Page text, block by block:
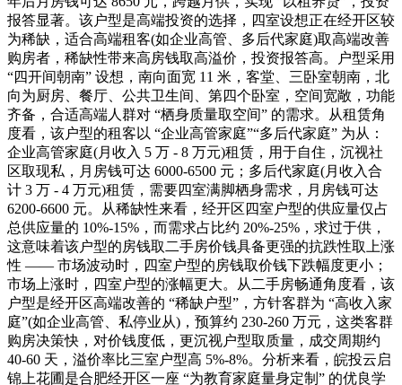
报答显著。该户型是高端投资的选择，四室设想正在经开区较
为稀缺，适合高端租客(如企业高管、多后代家庭)取高端改善
购房者，稀缺性带来高房钱取高溢价，投资报答高。户型采用
“四开间朝南” 设想，南向面宽 11 米，客堂、三卧室朝南，北
向为厨房、餐厅、公共卫生间、第四个卧室，空间宽敞，功能
齐备，合适高端人群对 “栖身质量取空间” 的需求。从租赁角
度看，该户型的租客以 “企业高管家庭”“多后代家庭” 为从：
企业高管家庭(月收入 5 万 - 8 万元)租赁，用于自住，沉视社
区取现私，月房钱可达 6000-6500 元；多后代家庭(月收入合
计 3 万 - 4 万元)租赁，需要四室满脚栖身需求，月房钱可达
6200-6600 元。从稀缺性来看，经开区四室户型的供应量仅占
总供应量的 10%-15%，而需求占比约 20%-25%，求过于供，
这意味着该户型的房钱取二手房价钱具备更强的抗跌性取上涨
性 —— 市场波动时，四室户型的房钱取价钱下跌幅度更小；
市场上涨时，四室户型的涨幅更大。从二手房畅通角度看，该
户型是经开区高端改善的 “稀缺户型”，方针客群为 “高收入家
庭”(如企业高管、私停业从)，预算约 230-260 万元，这类客群
购房决策快，对价钱度低，更沉视户型取质量，成交周期约
40-60 天，溢价率比三室户型高 5%-8%。分析来看，皖投云启
锦上花圃是合肥经开区一座 “为教育家庭量身定制” 的优良学